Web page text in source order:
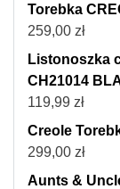
Torebka
259,00 zł
Listonoszka
CH21014
119,99 zł
Creole
299,00 zł
Aunts &